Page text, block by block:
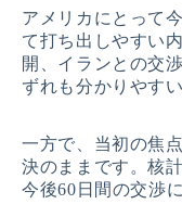
アメリカにとって
て打ち出しやすい
開、イランとの交
ずれも分かりやす
一方で、当初の焦
決のままです。核
今後60日間の交渉